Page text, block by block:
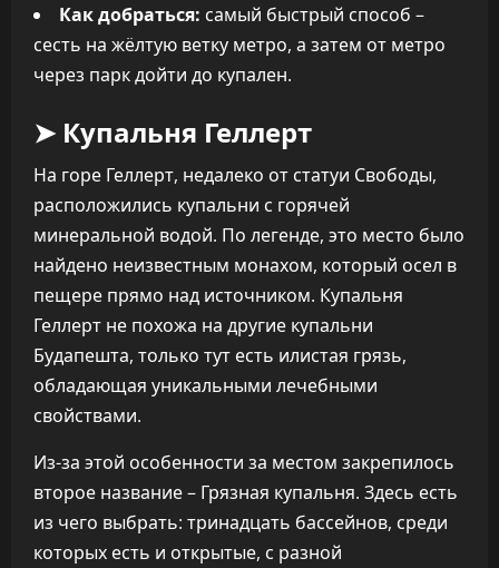
Как добраться: самый быстрый способ –
сесть на жёлтую ветку метро, а затем от метро
через парк дойти до купален.
➤ Купальня Геллерт
На горе Геллерт, недалеко от статуи Свободы,
расположились купальни с горячей
минеральной водой. По легенде, это место было
найдено неизвестным монахом, который осел в
пещере прямо над источником. Купальня
Геллерт не похожа на другие купальни
Будапешта, только тут есть илистая грязь,
обладающая уникальными лечебными
свойствами.
Из-за этой особенности за местом закрепилось
второе название – Грязная купальня. Здесь есть
из чего выбрать: тринадцать бассейнов, среди
которых есть и открытые, с разной